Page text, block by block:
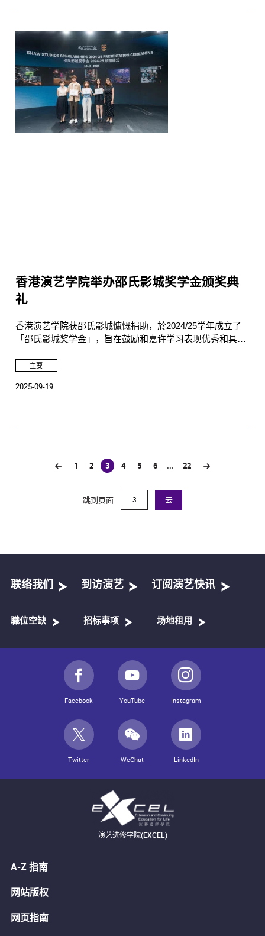
香港演艺学院举办邵氏影城奖学金颁奖典
礼
香港演艺学院获邵氏影城慷慨捐助，於2024/25学年成立了
「邵氏影城奖学金」，旨在鼓励和嘉许学习表现优秀和具潜
主要
2025-09-19
1 2 3
(current)
4 5 6 ... 22
跳到页面 去
联络我们 到访演艺 订阅演艺快讯
職位空缺 招标事项 场地租用
Facebook YouTube Instagram
Twitter WeChat LinkedIn
演艺进修学院(EXCEL)
A-Z 指南
网站版权
网页指南